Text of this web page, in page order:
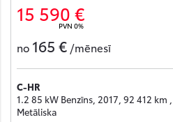
15 590 €
PVN 0%
no 165 € /mēnesī
C-HR
1.2 85 kW Benzīns, 2017, 92 412 km
Metāliska